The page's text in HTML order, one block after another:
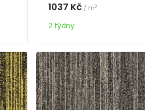
1037 Kč / m2
2 týdny